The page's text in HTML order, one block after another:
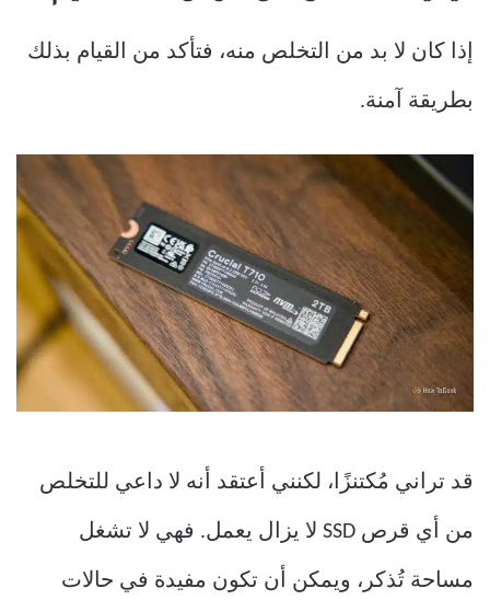
إذا كان لا بد من التخلص منه، فتأكد من القيام بذلك
بطريقة آمنة.
قد تراني مُكتنزًا، لكنني أعتقد أنه لا داعي للتخلص
من أي قرص SSD لا يزال يعمل. فهي لا تشغل
مساحة تُذكر، ويمكن أن تكون مفيدة في حالات